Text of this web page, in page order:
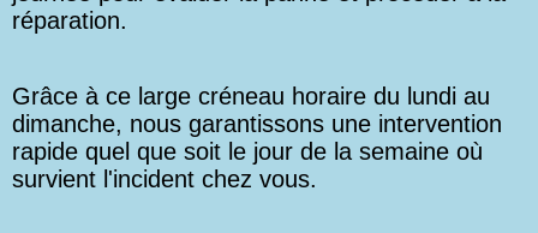
réparation.
Grâce à ce large créneau horaire du lundi au
dimanche, nous garantissons une intervention
rapide quel que soit le jour de la semaine où
survient l'incident chez vous.